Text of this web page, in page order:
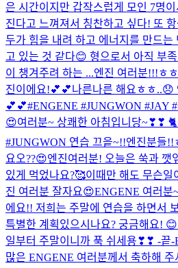
은 시간이지만 갑작스럽게 모인 7명
진다고 느껴져서 칭찬하고 싶다! 또
두가 힘을 내려 하고 에너지를 만드는
고 있는 것 같다😊 형으로서 아직 부
이 챙겨주려 하는 ...엔진 여러분!!!ㅎ
진이에요!💕💕나른나른 해요ㅎㅎ..😞
💕💕#ENGENE #JUNGWON #JAY
😍여러분~ 상쾌한 아침입니당~❣❣
#JUNGWON 연습 끄읕~!!엔진분들!!
요오??😍엔진여러분! 오늘은 쑥과 깻
있게 먹었나요?🥰이때만 해도 무슨일
진 여러분 잘자요😍ENGENE 여러분
에요!! 저희는 주말에 연습을 하면서
특별한 계획있으시나요? 궁금해요!
일부터 주말이니까 푹 쉬세용❣❣ -끝-
많은 ENGENE 여러분께서 축하해